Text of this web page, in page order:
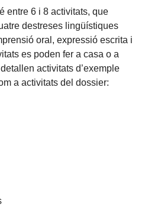
entre 6 i 8 activitats, que
destreses lingüístiques
oral, expressió escrita i
es poden fer a casa o a
activitats d’exemple
a activitats del dossier: